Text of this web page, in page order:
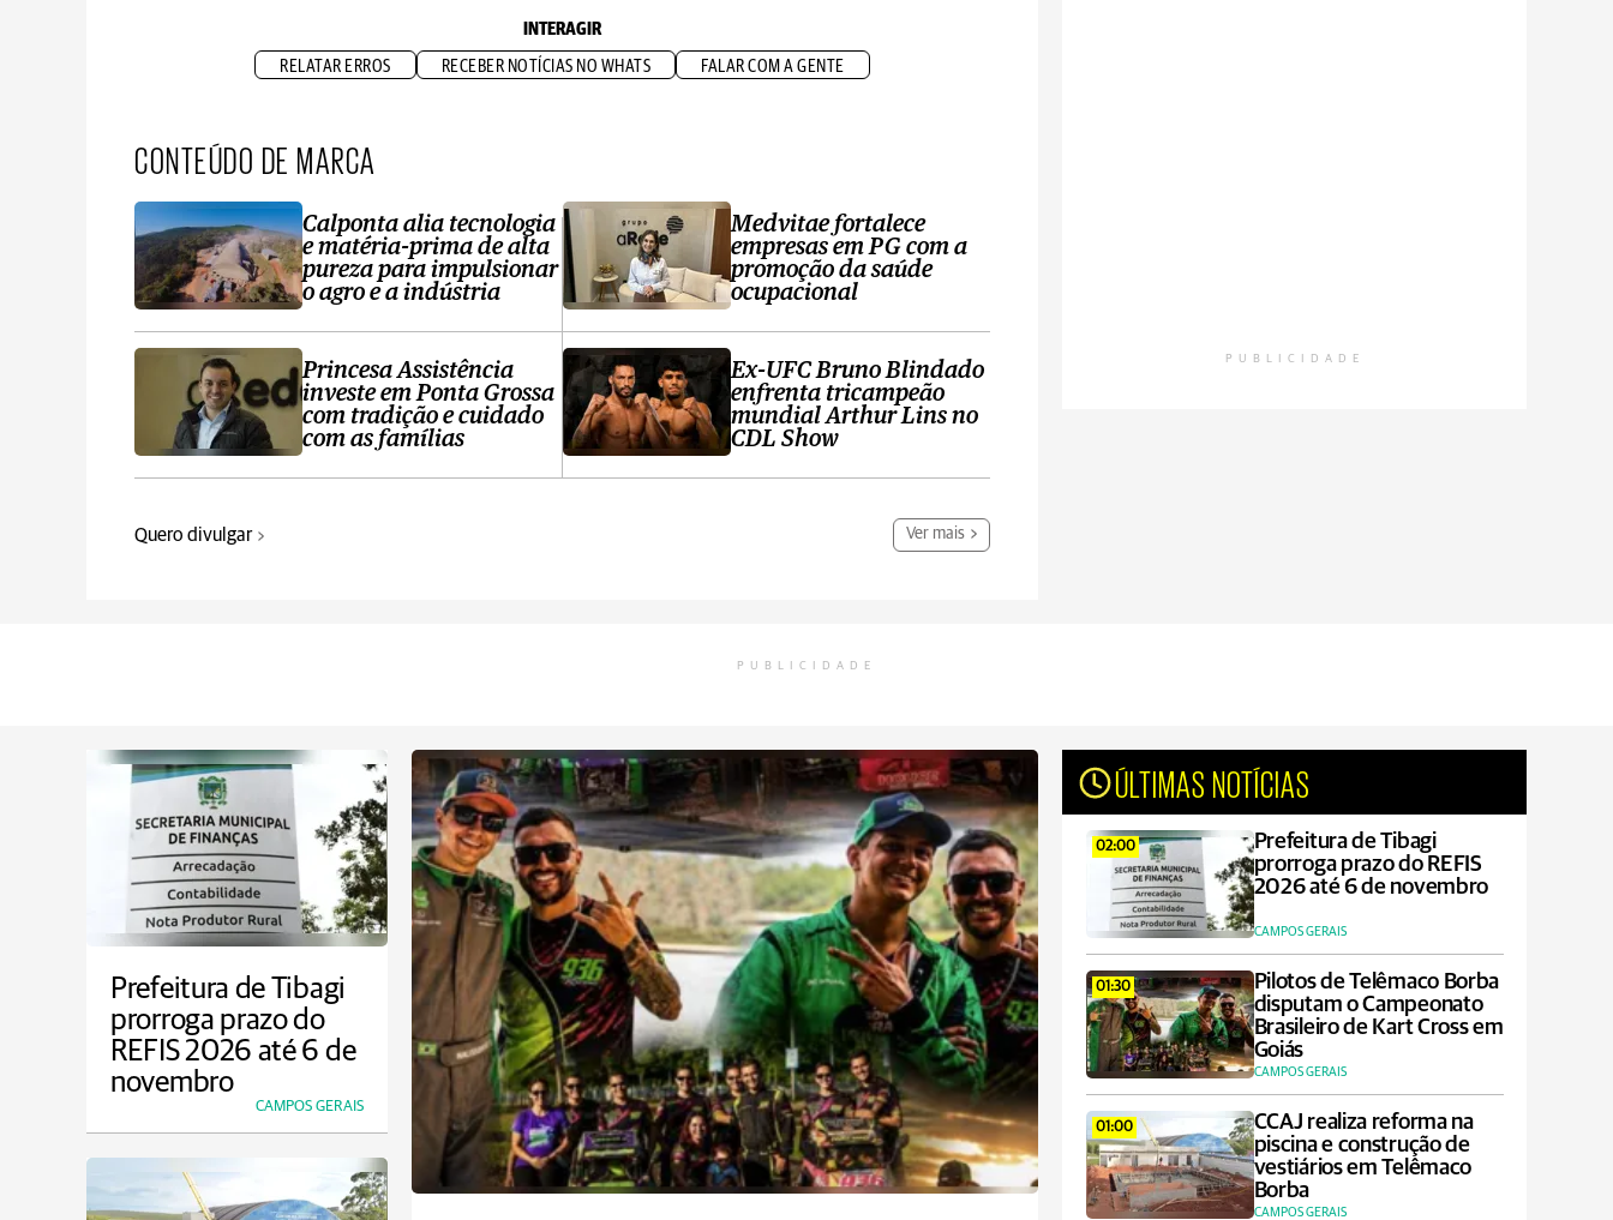
INTERAGIR
RELATAR ERROS RECEBER NOTÍCIAS NO WHATS FALAR COM A GENTE
CONTEÚDO DE MARCA
Calponta alia tecnologia
e matéria-prima de alta
pureza para impulsionar
o agro e a indústria
Princesa Assistência
investe em Ponta Grossa
com tradição e cuidado
com as famílias
Medvitae fortalece
empresas em PG com a
promoção da saúde
ocupacional
Ex-UFC Bruno Blindado
enfrenta tricampeão
mundial Arthur Lins no
CDL Show
Quero divulgar Ver mais
PUBLICIDADE
PUBLICIDADE
Prefeitura de Tibagi
prorroga prazo do
REFIS 2026 até 6 de
novembro
CAMPOS GERAIS
ÚLTIMAS NOTÍCIAS
02:00
Prefeitura de Tibagi
prorroga prazo do REFIS
2026 até 6 de novembro
CAMPOS GERAIS
01:30
Pilotos de Telêmaco Borba
disputam o Campeonato
Brasileiro de Kart Cross em
Goiás
CAMPOS GERAIS
01:00
CCAJ realiza reforma na
piscina e construção de
vestiários em Telêmaco
Borba
CAMPOS GERAIS